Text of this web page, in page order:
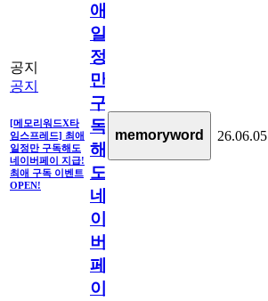
공지
공지
[메모리워드X타
임스프레드] 최애
일정만 구독해도
네이버페이 지급!
최애 구독 이벤트
OPEN!
애
일
정
만
구
독
해
도
네
이
버
페
이
memoryword 26.06.05